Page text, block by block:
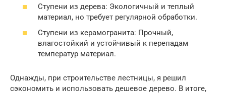
Ступени из дерева: Экологичный и теплый
материал, но требует регулярной обработки.
Ступени из керамогранита: Прочный,
влагостойкий и устойчивый к перепадам
температур материал.
Однажды, при строительстве лестницы, я решил
сэкономить и использовать дешевое дерево. В итоге,